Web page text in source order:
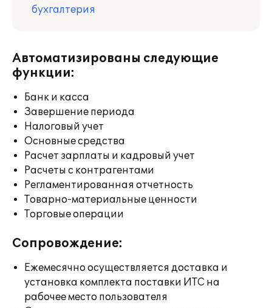
бухгалтерия
Автоматизированы следующие
функции:
Банк и касса
Завершение периода
Налоговый учет
Основные средства
Расчет зарплаты и кадровый учет
Расчеты с контрагентами
Регламентированная отчетность
Товарно-материальные ценности
Торговые операции
Сопровождение:
Ежемесячно осуществляется доставка и
установка комплекта поставки ИТС на
рабочее место пользователя